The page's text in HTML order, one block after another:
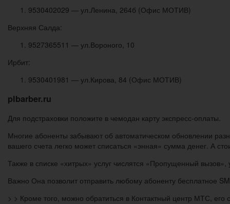
9530402029 — ул.Ленина, 264б (Офис МОТИВ)
Верхняя Салда:
9527365511 — ул.Вороного, 10
Ирбит:
9530401981 — ул.Кирова, 84 (Офис МОТИВ)
plbarber.ru
Для подстраховки положите в чемодан карту экспресс-оплаты.
Многие абоненты забывают об автоматическом обновлении
вашего счета легко может списаться «энная» сумма денег. А
Также в списке «хитрых» услуг числятся «Пропущенный
Важно Она позволит отправить любому абоненту бесплатное
> > Кроме того, можно обратиться в Контактный центр МТС, его